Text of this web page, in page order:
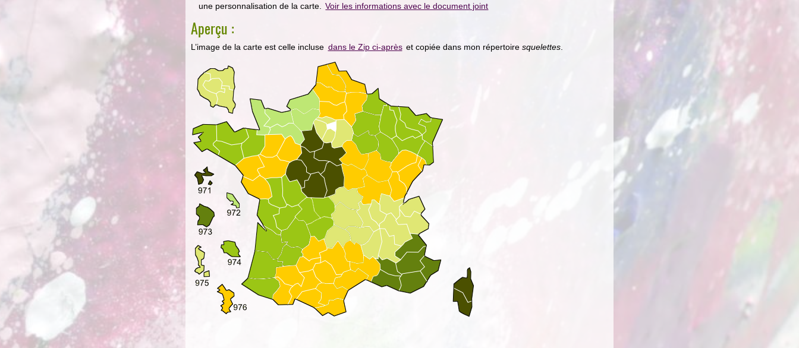
une personnalisation de la carte.
Voir les informations avec le document joint
Aperçu :
L’image de la carte est celle incluse dans le Zip ci-après et copiée dans mon répertoiresquelettes